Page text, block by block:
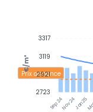
Sep 24Nov 24Jan 25
Prix annonce
3317
3119
2921
2723
€/m²